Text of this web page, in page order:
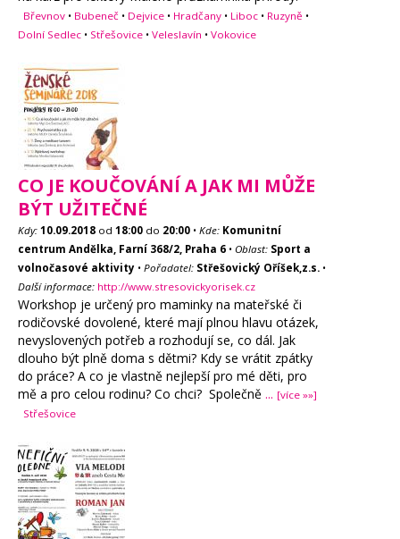
Břevnov • Bubeneč • Dejvice • Hradčany • Liboc • Ruzyně •
Dolní Sedlec • Střešovice • Veleslavín • Vokovice
CO JE KOUČOVÁNÍ A JAK MI MŮŽE
BÝT UŽITEČNÉ
Kdy: 10.09.2018 od 18:00 do 20:00 • Kde: Komunitní
centrum Andělka, Farní 368/2, Praha 6 • Oblast: Sport a
volnočasové aktivity • Pořadatel: Střešovický Oříšek,z.s. •
Další informace: http://www.stresovickyorisek.cz
Workshop je určený pro maminky na mateřské či
rodičovské dovolené, které mají plnou hlavu otázek,
nevyslovených potřeb a rozhodují se, co dál. Jak
dlouho být plně doma s dětmi? Kdy se vrátit zpátky
do práce? A co je vlastně nejlepší pro mé děti, pro
mě a pro celou rodinu? Co chci? Společně ... [více »»]
Střešovice